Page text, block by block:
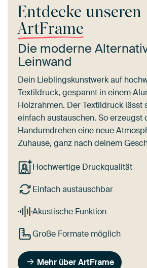
Entdecke unseren
ArtFrame
Die moderne
Leinwand
Dein Lieblingskunstwerk auf
Textildruck, gespannt in einem
Holzrahmen. Der Textildruck lässt
einfach austauschen. So erzeugst
Handumdrehen eine neue
Zuhause, ganz nach deinem
Hochwertige Druckqualität
Einfach austauschbar
Akustische Funktion
Große Formate möglich
Mehr über ArtFrame